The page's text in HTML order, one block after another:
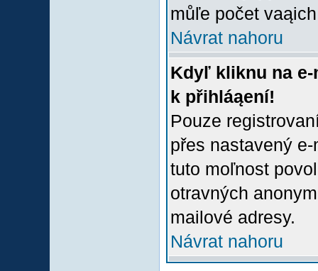
můľe počet
Návrat nahoru
Kdyľ kliknu na
k přihláąení!
Pouze
přes nastavený
tuto moľnost
otravných
mailové adresy.
Návrat nahoru